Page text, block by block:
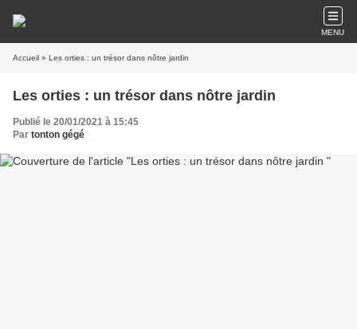
MENU
Accueil » Les orties : un trésor dans nôtre jardin
Les orties : un trésor dans nôtre jardin
Publié le 20/01/2021 à 15:45
Par tonton gégé